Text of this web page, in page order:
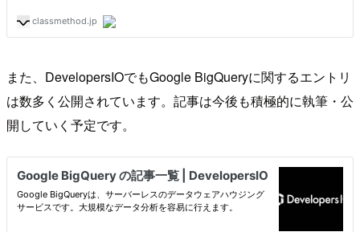
また、DevelopersIOでもGoogle BigQueryに関するエントリ
は数多く公開されています。記事は今後も積極的に執筆・公
開していく予定です。